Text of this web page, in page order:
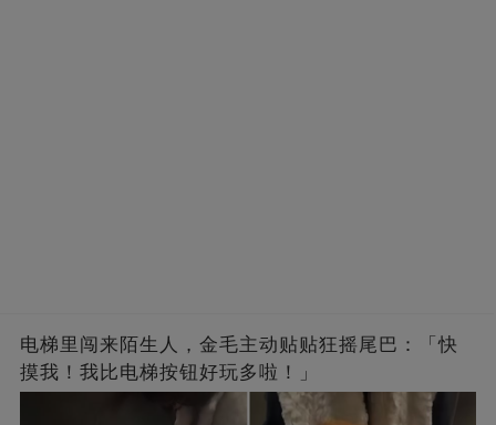
电梯里闯来陌生人，金毛主动贴贴狂摇尾巴：「快
摸我！我比电梯按钮好玩多啦！」